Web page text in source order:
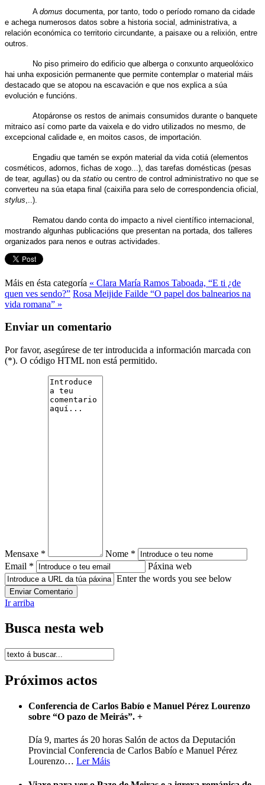
Adomus documenta, por tanto, todo o período romano da cidade
e achega numerosos datos sobre a historia social, administrativa, a
relación económica co territorio circundante, a paisaxe ou a relixión, entre
outros.
No piso primeiro do edificio que alberga o conxunto arqueolóxico
hai unha exposición permanente que permite contemplar o material máis
destacado que se atopou na escavación e que nos explica a súa
evolución e funcións.
Atopáronse os restos de animais consumidos durante o banquete
mitraico así como parte da vaixela e do vidro utilizados no mesmo, de
excepcional calidade e, en moitos casos, de importación.
Engadiu que tamén se expón material da vida cotiá (elementos
cosméticos, adornos, fichas de xogo...), das tarefas domésticas (pesas
de tear, agullas) ou da statio ou centro de control administrativo no que se
converteu na súa etapa final (caixiña para selo de correspondencia oficial,
stylus,..).
Rematou dando conta do impacto a nivel científico internacional,
mostrando algunhas publicacións que presentan na portada, dos talleres
organizados para nenos e outras actividades.
Máis en ésta categoría « Clara María Ramos Taboada, “E ti ¿de
quen ves sendo?” Rosa Meijide Failde “O papel dos balnearios na
vida romana” »
Enviar un comentario
Por favor, asegúrese de ter introducida a información marcada con
(*). O código HTML non está permitido.
Mensaxe *
Nome *
Email *
Páxina web
Enter the words you see below
Ir arriba
Busca nesta web
Próximos actos
Conferencia de Carlos Babío e Manuel Pérez Lourenzo
sobre “O pazo de Meirás”. +
Día 9, martes ás 20 horas Salón de actos da Deputación
Provincial Conferencia de Carlos Babío e Manuel Pérez
Lourenzo… Ler Máis